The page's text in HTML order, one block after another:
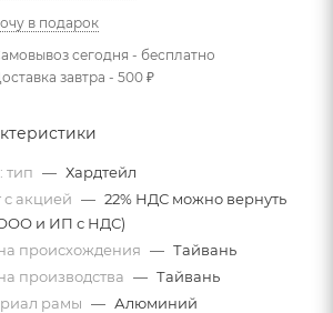
в подарок
сегодня - бесплатно
завтра - 500 ₽
тип — Хардтейл
с акцией — 22% НДС можно вернуть
и ИП с НДС)
происхождения — Тайвань
производства — Тайвань
рамы — Алюминий